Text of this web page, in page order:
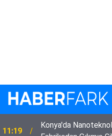
22:52 Eskilli 3 Çocuk